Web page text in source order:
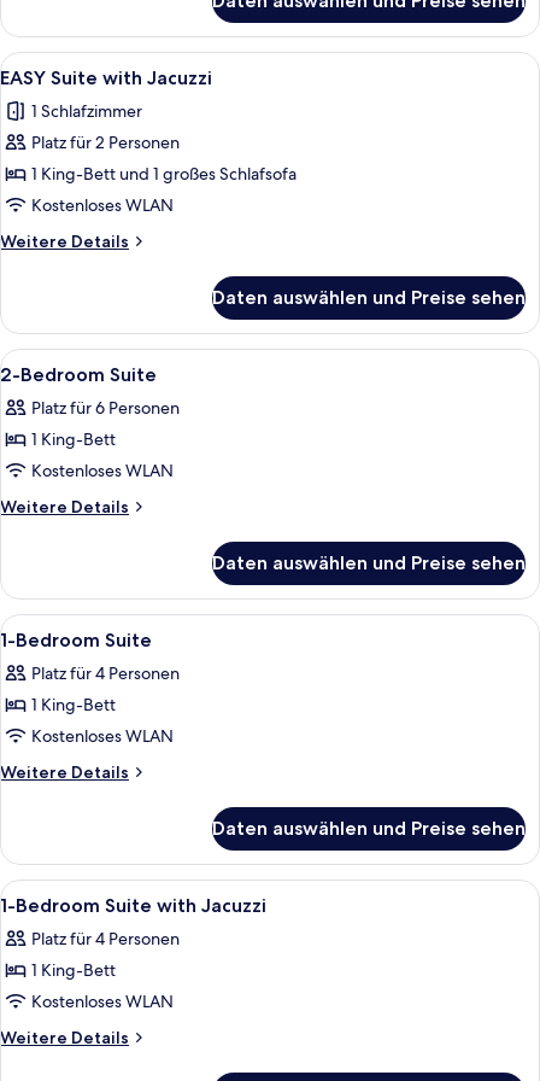
Suite
Alle
Fotos
für
EASY
Suite
with
Jacuzzi
anzeigen
Ein modernes Hotelzimmer mit Bett,
18
EASY Suite with Jacuzzi
1 Schlafzimmer
Platz für 2 Personen
1 King-Bett und 1 großes Schlafsofa
Kostenloses WLAN
Weitere Details
Weitere
Suite
with
Jacuzzi
Daten auswählen und Preise sehen
Alle
Fotos
für
2-
Bedroom
Suite
Ein modernes Hotelzimmer mit Bett,
19
2-Bedroom Suite
Platz für 6 Personen
1 King-Bett
Kostenloses WLAN
Weitere Details
Weitere
Bedroom
Suite
Daten auswählen und Preise sehen
Alle
Fotos
für
1-
Bedroom
Suite
Hochwertige Bettwaren,
16
1-Bedroom Suite
Platz für 4 Personen
1 King-Bett
Kostenloses WLAN
Weitere Details
Weitere
Bedroom
Suite
Daten auswählen und Preise sehen
Alle
Fotos
für
1-
Bedroom
Suite
Ein Hotelzimmer mit Bett,
14
1-Bedroom Suite with Jacuzzi
Platz für 4 Personen
1 King-Bett
Kostenloses WLAN
Weitere Details
Weitere